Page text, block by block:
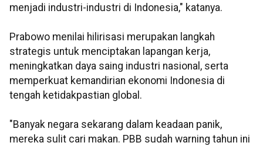
menjadi industri-industri di Indonesia," katanya.
Prabowo menilai hilirisasi merupakan langkah
strategis untuk menciptakan lapangan kerja,
meningkatkan daya saing industri nasional, serta
memperkuat kemandirian ekonomi Indonesia di
tengah ketidakpastian global.
"Banyak negara sekarang dalam keadaan panik,
mereka sulit cari makan. PBB sudah warning tahun ini